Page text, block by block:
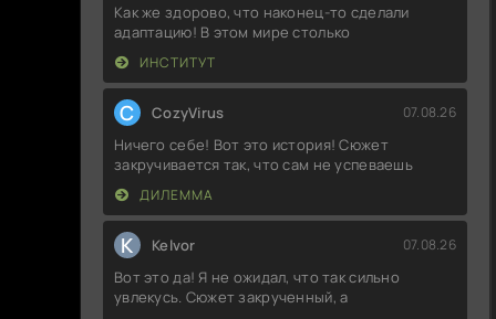
Как же здорово, что наконец-то сделали
адаптацию! В этом мире столько
ИНСТИТУТ
C CozyVirus 07.08.26
Ничего себе! Вот это история! Сюжет
закручивается так, что сам не успеваешь
ДИЛЕММА
K Kelvor 07.08.26
Вот это да! Я не ожидал, что так сильно
увлекусь. Сюжет закрученный, а